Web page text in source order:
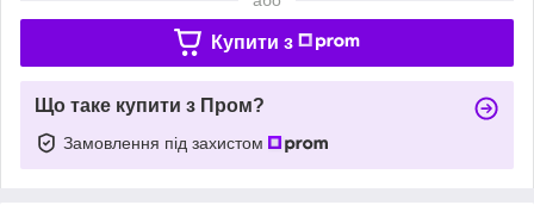
Купити з
Що таке купити з Пром?
Замовлення під захистом